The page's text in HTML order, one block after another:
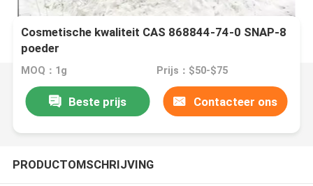
Cosmetische kwaliteit CAS 868844-74-0 SNAP-8
poeder
MOQ：1g Prijs：$50-$75
Beste prijs Contacteer ons
PRODUCTOMSCHRIJVING